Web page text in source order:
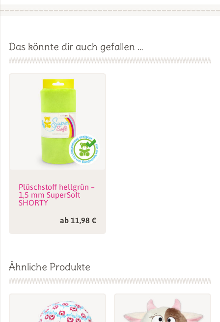
Name*
Name, E-Mail-Adresse und Website in diesem Browser für
Das könnte dir auch gefallen …
Plüschstoff hellgrün –
1,5 mm SuperSoft
SHORTY
ab 11,98 €
Ähnliche Produkte